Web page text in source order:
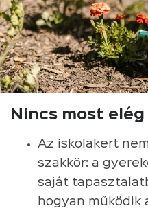
Nincs most elég
Az iskolakert
szakkör: a
saját
hogyan működik